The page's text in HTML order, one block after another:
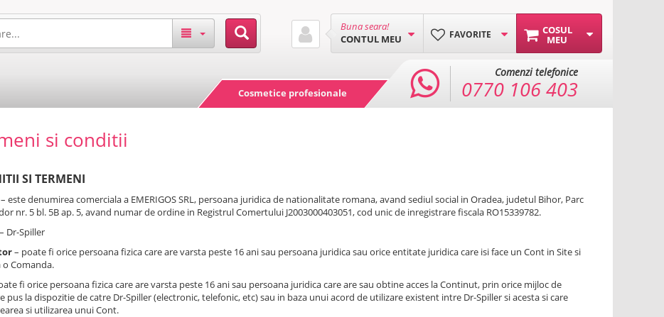
COSUL
MEU
FAVORITE
Buna seara!
CONTUL MEU
Cosmetice profesionale
Comenzi telefonice
0770 106 403
si conditii
SI TERMENI
– este denumirea comerciala a EMERIGOS SRL, persoana juridica de nationalitate romana, avand sediul social in Oradea, judetul Bihor, Parc
nr. 5 bl. 5B ap. 5, avand numar de ordine in Registrul Comertului J2003000403051, cod unic de inregistrare fiscala RO15339782.
– Dr-Spiller
– poate fi orice persoana fizica care are varsta peste 16 ani sau persoana juridica sau orice entitate juridica care isi face un Cont in Site si
o Comanda.
fi orice persoana fizica care are varsta peste 16 ani sau persoana juridica care are sau obtine acces la Continut, prin orice mijloc de
pus la dispozitie de catre Dr-Spiller (electronic, telefonic, etc) sau in baza unui acord de utilizare existent intre Dr-Spiller si acesta si care
si utilizarea unui Cont.